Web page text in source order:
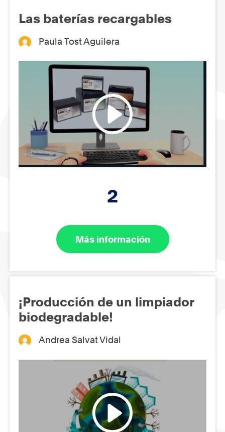
Las baterías recargables
Paula Tost Aguilera
2
Más información
¡Producción de un limpiador
biodegradable!
Andrea Salvat Vidal